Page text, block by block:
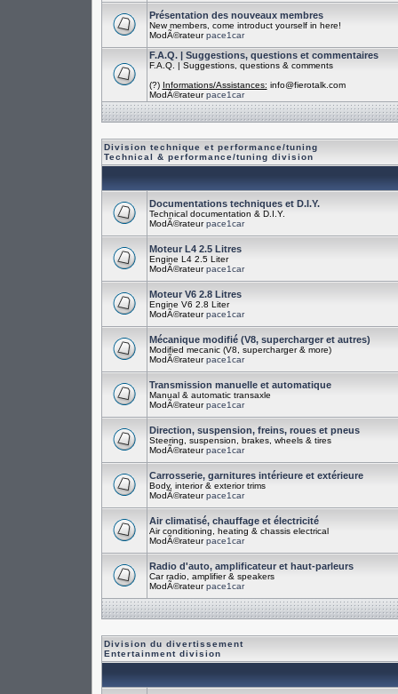
Présentation des nouveaux membres
New members, come introduct yourself in here!
ModÃ©rateurpace1car
F.A.Q. | Suggestions, questions et commentaires
F.A.Q. | Suggestions, questions & comments
(?) Informations/Assistances: info@fierotalk.com
ModÃ©rateurpace1car
Division technique et performance/tuning
Technical & performance/tuning division
Documentations techniques et D.I.Y.
Technical documentation & D.I.Y.
ModÃ©rateurpace1car
Moteur L4 2.5 Litres
Engine L4 2.5 Liter
ModÃ©rateurpace1car
Moteur V6 2.8 Litres
Engine V6 2.8 Liter
ModÃ©rateurpace1car
Mécanique modifié (V8, supercharger et autres)
Modified mecanic (V8, supercharger & more)
ModÃ©rateurpace1car
Transmission manuelle et automatique
Manual & automatic transaxle
ModÃ©rateurpace1car
Direction, suspension, freins, roues et pneus
Steering, suspension, brakes, wheels & tires
ModÃ©rateurpace1car
Carrosserie, garnitures intérieure et extérieure
Body, interior & exterior trims
ModÃ©rateurpace1car
Air climatisé, chauffage et électricité
Air conditioning, heating & chassis electrical
ModÃ©rateurpace1car
Radio d'auto, amplificateur et haut-parleurs
Car radio, amplifier & speakers
ModÃ©rateurpace1car
Division du divertissement
Entertainment division